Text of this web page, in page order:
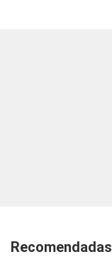
Recomendadas